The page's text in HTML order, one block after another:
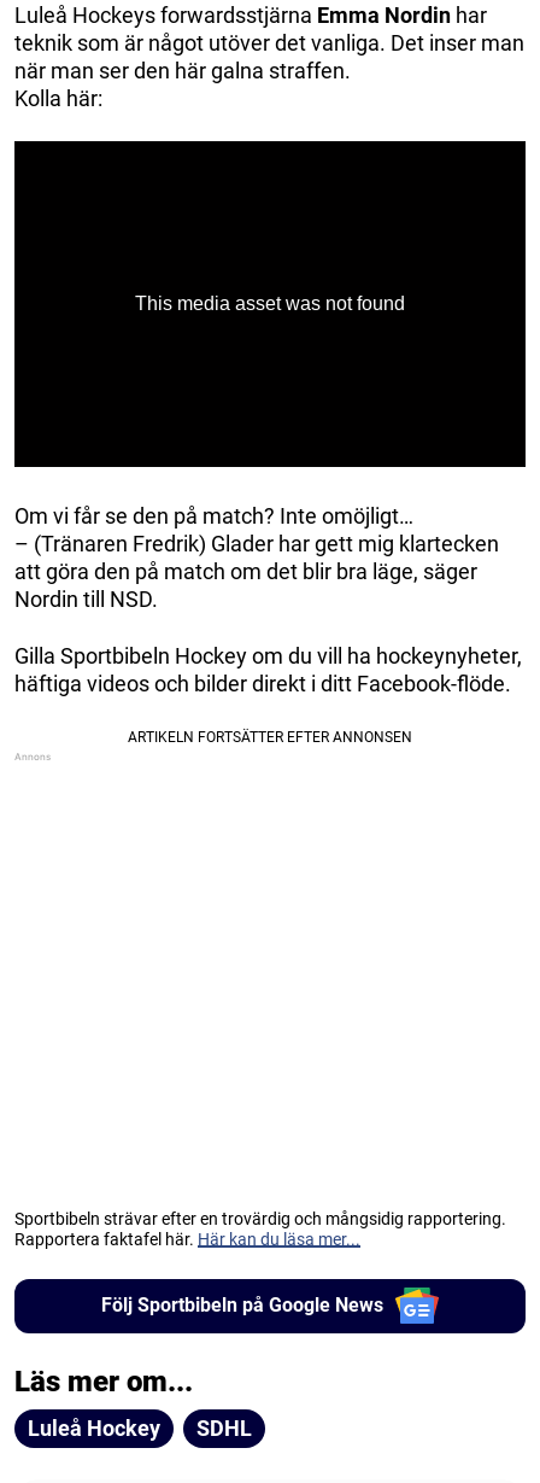
Luleå Hockeys forwardsstjärna Emma Nordin har
teknik som är något utöver det vanliga. Det inser man
när man ser den här galna straffen.
Kolla här:
Om vi får se den på match? Inte omöjligt…
– (Tränaren Fredrik) Glader har gett mig klartecken
att göra den på match om det blir bra läge, säger
Nordin till NSD.
Gilla Sportbibeln Hockey om du vill ha hockeynyheter,
häftiga videos och bilder direkt i ditt Facebook-flöde.
Sportbibeln strävar efter en trovärdig och mångsidig rapportering.
Rapportera faktafel här. Här kan du läsa mer...
Följ Sportbibeln på Google News
Läs mer om...
Luleå Hockey SDHL